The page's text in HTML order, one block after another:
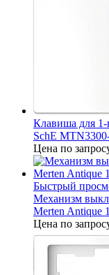
Клавиша для 1-
SchE
Цена по
Быстрый
Механизм
Merten Antique
Цена по